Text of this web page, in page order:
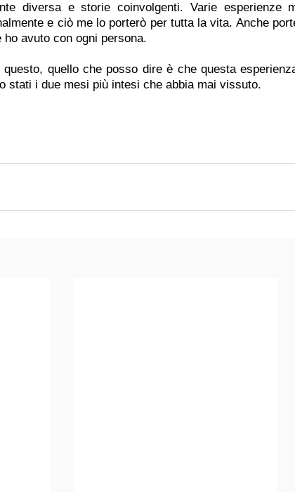
diversa e storie coinvolgenti. Varie esperienze
e ciò me lo porterò per tutta la vita. Anche
avuto con ogni persona.
questo, quello che posso dire è che questa
stati i due mesi più intesi che abbia mai vissuto.